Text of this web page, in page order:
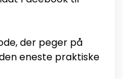
der peger på
eneste praktiske